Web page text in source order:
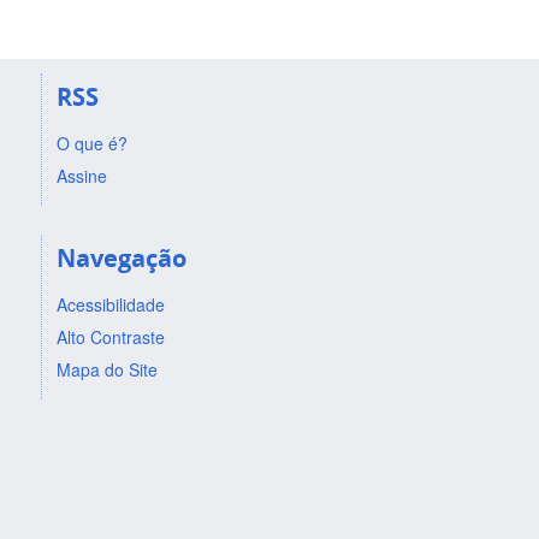
RSS
O que é?
Assine
Navegação
Acessibilidade
Alto Contraste
Mapa do Site